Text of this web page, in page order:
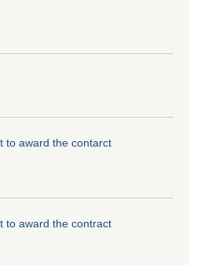
to award the contarct
to award the contract